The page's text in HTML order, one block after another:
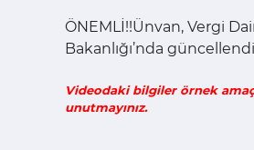
ÖNEMLİ!!Ünvan, Vergi
Bakanlığı’nda
Videodaki bilgiler örnek
unutmayınız.